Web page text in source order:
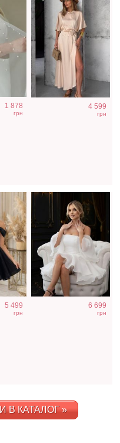
1 878
грн
4 599
грн
5 499
грн
Фатиновое
короткое белое
6 699
грн
В КАТАЛОГ »